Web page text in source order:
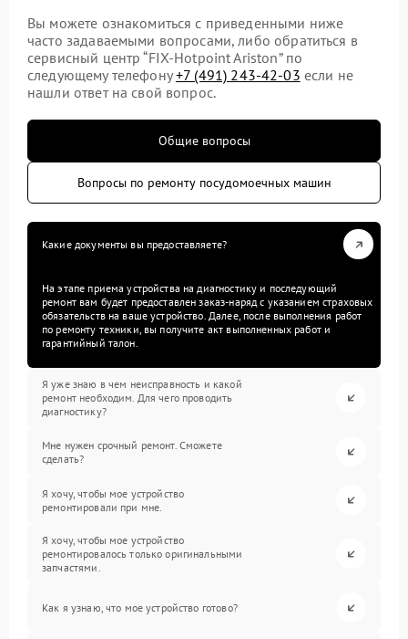
Вы можете ознакомиться с приведенными ниже
часто задаваемыми вопросами, либо обратиться в
сервисный центр “FIX-Hotpoint Ariston” по
следующему телефону+7 (491) 243-42-03 если не
нашли ответ на свой вопрос.
Общие вопросы
Вопросы по ремонту посудомоечных машин
Какие документы вы предоставляете?
На этапе приема устройства на диагностику и последующий
ремонт вам будет предоставлен заказ-наряд с указанием страховых
обязательств на ваше устройство. Далее, после выполнения работ
по ремонту техники, вы получите акт выполненных работ и
гарантийный талон.
Я уже знаю в чем неисправность и какой
ремонт необходим. Для чего проводить
диагностику?
Мне нужен срочный ремонт. Сможете
сделать?
Я хочу, чтобы мое устройство
ремонтировали при мне.
Я хочу, чтобы мое устройство
ремонтировалось только оригинальными
запчастями.
Как я узнаю, что мое устройство готово?